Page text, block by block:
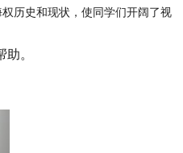
历史和现状，使同学们开阔了视
。